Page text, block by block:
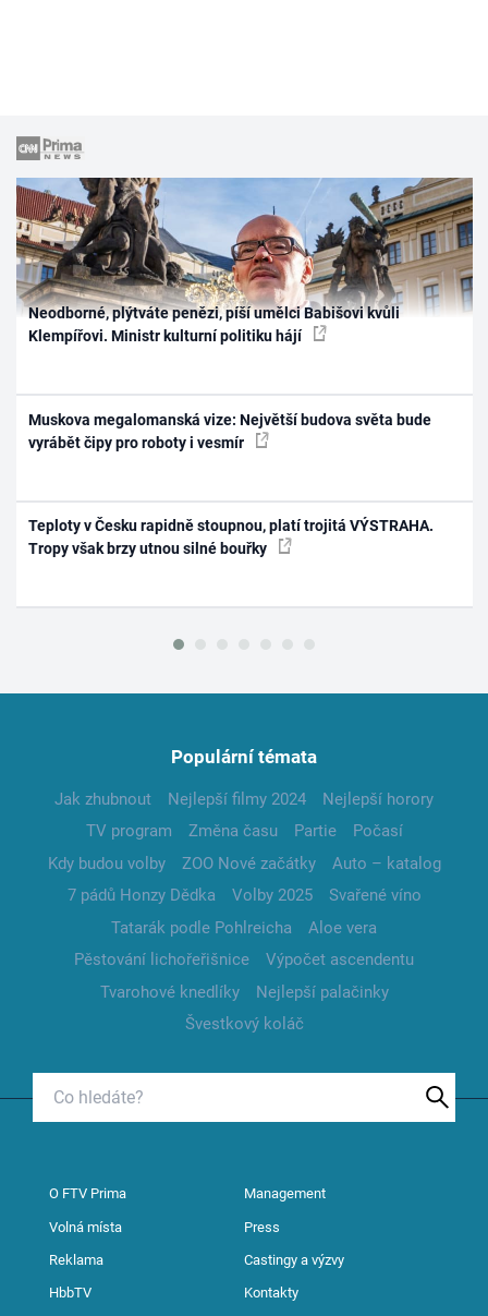
Neodborné, plýtváte penězi, píší umělci Babišovi kvůli
Klempířovi. Ministr kulturní politiku hájí
Muskova megalomanská vize: Největší budova světa bude
vyrábět čipy pro roboty i vesmír
Teploty v Česku rapidně stoupnou, platí trojitá VÝSTRAHA.
Tropy však brzy utnou silné bouřky
Populární témata
Jak zhubnout Nejlepší filmy 2024
Nejlepší horory
TV program
Změna času Partie
Počasí
Kdy budou volby
ZOO Nové začátky
Auto – katalog
7 pádů Honzy Dědka
Volby 2025
Svařené víno
Tatarák podle Pohlreicha
Aloe vera
Pěstování lichořeřišnice
Výpočet ascendentu
Tvarohové knedlíky
Nejlepší palačinky
Švestkový koláč
O FTV Prima Management
Volná místa Press
Reklama Castingy a výzvy
HbbTV Kontakty